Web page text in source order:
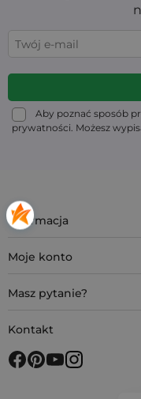
Aby poznać sposób
prywatności. Możesz
Informacja
Moje konto
Masz pytanie?
Kontakt